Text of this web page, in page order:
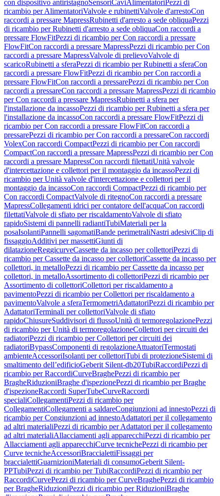
con dispositivo antiristagnoSensoriCaviAlimentatori Pezzi di
ricambio per AlimentatoriValvole e rubinettiValvole d'arrestoCon
raccordi a pressare MapressRubinetti d'arresto a sede obliquaPezzi
di ricambio per Rubinetti d'arresto a sede obliquaCon raccordi a
pressare FlowFitPezzi di ricambio per Con raccordi a pressare
FlowFitCon raccordi a pressare MapressPezzi di ricambio per Con
raccordi a pressare MapressValvole di prelievoValvole di
scaricoRubinetti a sferaPezzi di ricambio per Rubinetti a sferaCon
raccordi a pressare FlowFitPezzi di ricambio per Con raccordi a
pressare FlowFitCon raccordi a pressarePezzi di ricambio per Con
raccordi a pressareCon raccordi a pressare MapressPezzi di ricambio
per Con raccordi a pressare MapressRubinetti a sfera per
l'installazione da incassoPezzi di ricambio per Rubinetti a sfera per
l'installazione da incassoCon raccordi a pressare FlowFitPezzi di
ricambio per Con raccordi a pressare FlowFitCon raccordi a
pressarePezzi di ricambio per Con raccordi a pressareCon raccordi
VolexCon raccordi CompactPezzi di ricambio per Con raccordi
CompactCon raccordi a pressare MapressPezzi di ricambio per Con
raccordi a pressare MapressCon raccordi filettatiUnità valvole
d'intercettazione e collettori per il montaggio da incassoPezzi di
ricambio per Unità valvole d'intercettazione e collettori per il
montaggio da incassoCon raccordi CompactPezzi di ricambio per
Con raccordi CompactValvole di ritegnoCon raccordi a pressare
MapressCollegamenti idrici per contatore dell'acquaCon raccordi
filettatiValvole di sfiato per riscaldamentoValvole di sfiato
rapidoSistemi di pannelli radiantiTubiMateriali per la
posaIsolantiPannelli sagomatiBande perimetraliNastri adesiviClip di
fissaggioAdditivi per massettiGiunti di
dilatazioneReggicurveCassette da incasso per collettoriPezzi di
ricambio per Cassette da incasso per collettoriCassette da incasso per
collettori, in metalloPezzi di ricambio per Cassette da incasso per
collettori, in metalloAssortimento di collettoriPezzi di ricambio per
Assortimento di collettoriCollettori per riscaldamento a
pavimentoPezzi di ricambio per Collettori per riscaldamento a
pavimentoValvole a sferaTermometriAdattatoriPezzi di ricambio per
AdattatoriTerminali per collettoriValvole di sfiato
rapidoChiusureSuddivisori di flussoUnità di termoregolazionePezzi
di ricambio per Unità di termoregolazioneCollettori per circuiti dei
radiatoriPezzi di ricambio per Collettori per circuiti dei
radiatoriBypassComponenti di regolazioneAttuatoriTermostati
ambienteAccessoriIsolanti per collettoriTubi di protezioneSistemi di
smaltimento dell’edificioGeberit Silent-db20TubiRaccordiPezzi di
ricambio per RaccordiCurveBraghePezzi di ricambio per
BragheRiduzioniBraghe d'ispezionePezzi di ricambio per Braghe
d'ispezioneRaccordi SuperTubeCurveRaccordi
specialiCollegamentiPezzi di ricambio per
CollegamentiCollegamenti a saldareCongiunzioni ad innestoPezzi di
ricambio per Congiunzioni ad innestoAdattatori per il collegamento
ad altri materialiPezzi di ricambio per Adattatori per il collegamento
ad altri materialiAllacciamenti agli apparecchiPezzi di ricambio per
Allacciamenti agli apparecchiCurve tecnichePezzi di ricambio per
Curve tecnicheAccessoriBraccialettiFissaggi per
braccialettiGuarnizioniMateriali di consumoGeberit Silent-
PPTubiPezzi di ricambio per TubiRaccordiPezzi di ricambio per
RaccordiCurvePezzi di ricambio per CurveBraghePezzi di ricambio
per BragheRiduzioniPezzi di ricambio per RiduzioniBraghe